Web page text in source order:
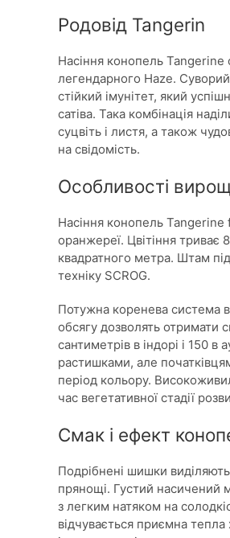
Родовід Tangerin
Насіння конопель Tangerine
легендарного Haze.
стійкий імунітет, який
сатіва. Така комбінація
суцвіть і листя, а також
на свідомість.
Особливості
Насіння конопель Tangerine
оранжереї. Цвітіння
квадратного метра. Штам
техніку SCROG.
Потужна коренева система
обсягу дозволять отримати
сантиметрів в індорі і 150
растишками, але
період кольору.
час вегетативної стадії
Смак і ефект
Подрібнені шишки
прянощі. Густий насичений
з легким натяком на
відчувається приємна